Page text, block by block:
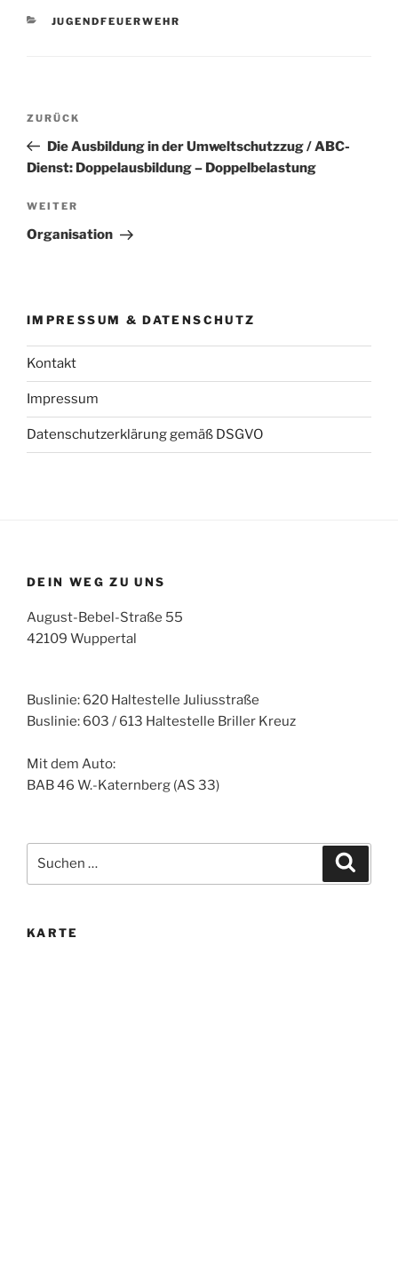
KATEGORIEN
JUGENDFEUERWEHR
Beitrags-
Vorheriger
Beitrag
ZURÜCK
Die Ausbildung in der Umweltschutzzug / ABC-
Dienst: Doppelausbildung – Doppelbelastung
Nächster
Beitrag
WEITER
Organisation
IMPRESSUM & DATENSCHUTZ
Kontakt
Impressum
Datenschutzerklärung gemäß DSGVO
DEIN WEG ZU UNS
August-Bebel-Straße 55
42109 Wuppertal
Buslinie: 620 Haltestelle Juliusstraße
Buslinie: 603 / 613 Haltestelle Briller Kreuz
Mit dem Auto:
BAB 46 W.-Katernberg (AS 33)
nach:
KARTE